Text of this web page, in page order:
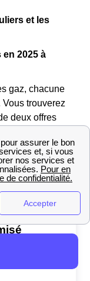
et les
2025 à
gaz, chacune
Vous trouverez
deux offres